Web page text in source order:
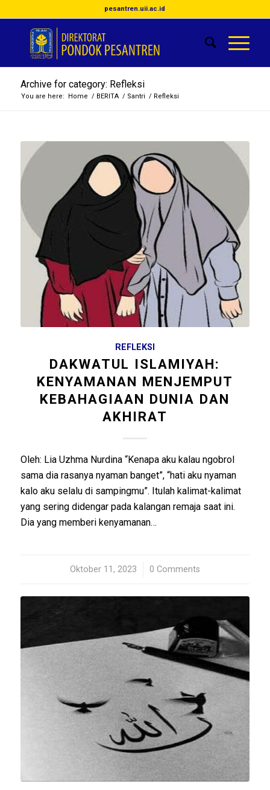
pesantren.uii.ac.id
Archive for category: Refleksi
You are here: Home / BERITA / Santri / Refleksi
REFLEKSI
DAKWATUL ISLAMIYAH:
KENYAMANAN MENJEMPUT
KEBAHAGIAAN DUNIA DAN
AKHIRAT
Oleh: Lia Uzhma Nurdina “Kenapa aku kalau ngobrol
sama dia rasanya nyaman banget”, “hati aku nyaman
kalo aku selalu di sampingmu”. Itulah kalimat-kalimat
yang sering didengar pada kalangan remaja saat ini.
Dia yang memberi kenyamanan…
Oktober 11, 2023
/ 0 Comments